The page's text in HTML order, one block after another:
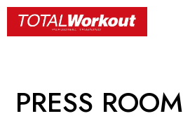
PRESS ROOM